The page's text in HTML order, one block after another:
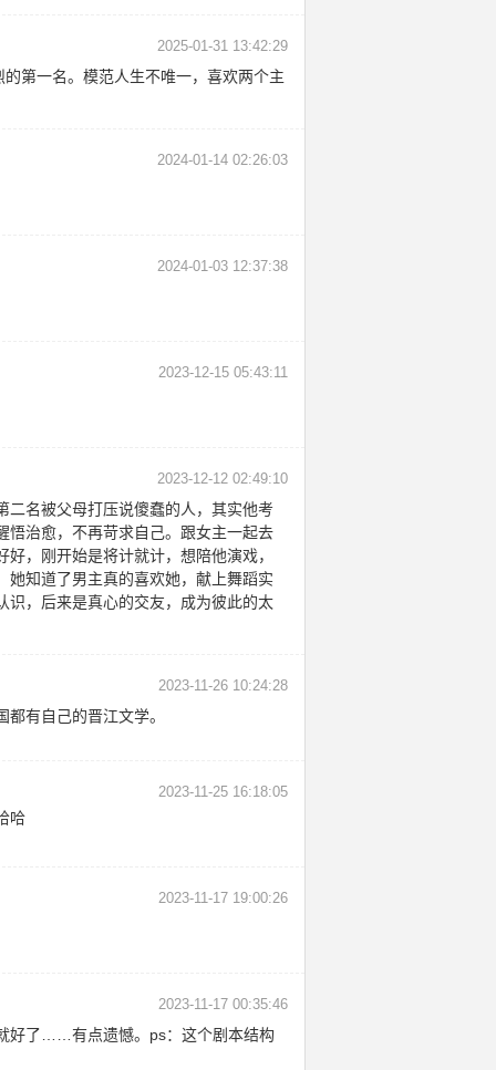
2025-01-31 13:42:29
第一名。模范人生不唯一，喜欢两个主
2024-01-14 02:26:03
2024-01-03 12:37:38
2023-12-15 05:43:11
2023-12-12 02:49:10
二名被父母打压说傻蠢的人，其实他考
悟治愈，不再苛求自己。跟女主一起去
，刚开始是将计就计，想陪他演戏，
她知道了男主真的喜欢她，献上舞蹈实
识，后来是真心的交友，成为彼此的太
2023-11-26 10:24:28
有自己的晋江文学。
2023-11-25 16:18:05
哈
2023-11-17 19:00:26
2023-11-17 00:35:46
好了……有点遗憾。ps：这个剧本结构